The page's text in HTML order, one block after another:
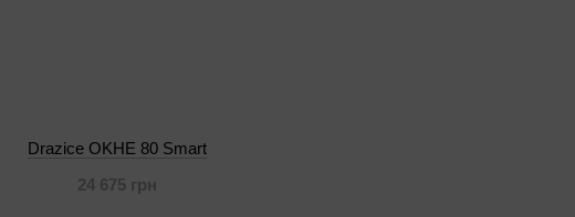
Drazice OKHE 80 Smart
24 675 грн